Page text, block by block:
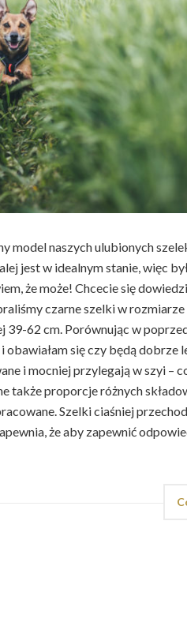
naszych ulubionych
jest w idealnym stanie, więc
że może! Chcecie się
czarne szelki w
62 cm. Porównując w
się czy będą dobrze
i mocniej przylegają w szyi –
także proporcje różnych
Szelki ciaśniej
że aby zapewnić